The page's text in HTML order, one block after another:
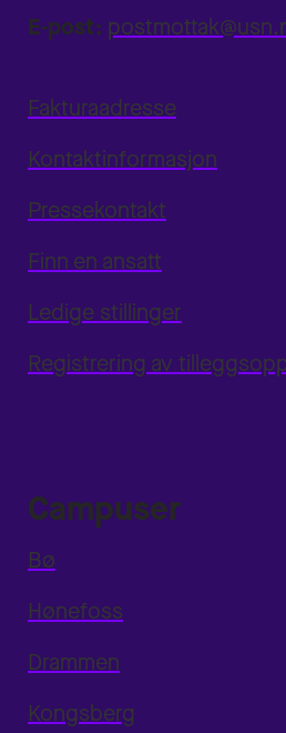
E-post:
Fakturaadresse
Kontaktinformasjon
Pressekontakt
Finn en ansatt
Ledige stillinger
Registrering av
Campuser
Bø
Hønefoss
Drammen
Kongsberg